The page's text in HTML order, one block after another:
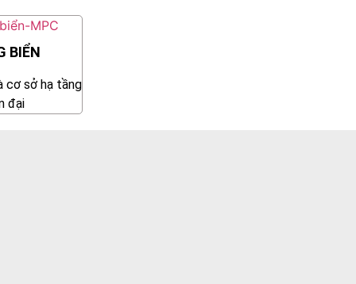
BIỂN
cơ sở hạ tầng
đại